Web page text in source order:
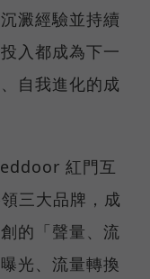
澱經驗並持續
入都成為下一
自我進化的成
紅門互
三大品牌，成
的「聲量、流
光、流量轉換